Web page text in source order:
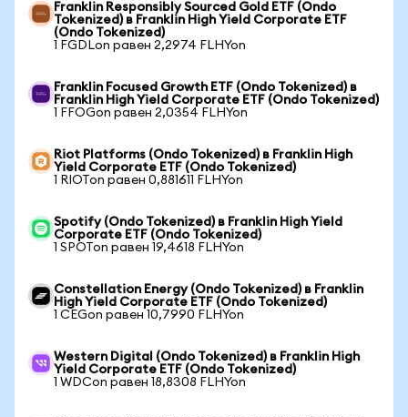
Franklin Responsibly Sourced Gold ETF (Ondo
Tokenized) в Franklin High Yield Corporate ETF
(Ondo Tokenized)
1 FGDLon равен 2,2974 FLHYon
Franklin Focused Growth ETF (Ondo Tokenized) в
Franklin High Yield Corporate ETF (Ondo Tokenized)
1 FFOGon равен 2,0354 FLHYon
Riot Platforms (Ondo Tokenized) в Franklin High
Yield Corporate ETF (Ondo Tokenized)
1 RIOTon равен 0,881611 FLHYon
Spotify (Ondo Tokenized) в Franklin High Yield
Corporate ETF (Ondo Tokenized)
1 SPOTon равен 19,4618 FLHYon
Constellation Energy (Ondo Tokenized) в Franklin
High Yield Corporate ETF (Ondo Tokenized)
1 CEGon равен 10,7990 FLHYon
Western Digital (Ondo Tokenized) в Franklin High
Yield Corporate ETF (Ondo Tokenized)
1 WDCon равен 18,8308 FLHYon